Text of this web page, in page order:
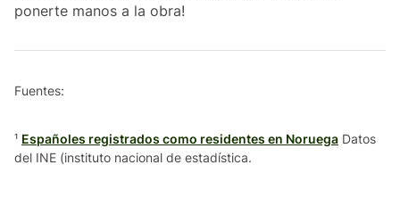
ponerte manos a la obra!
Fuentes:
¹ Españoles registrados como residentes en Noruega Datos
del INE (instituto nacional de estadística.